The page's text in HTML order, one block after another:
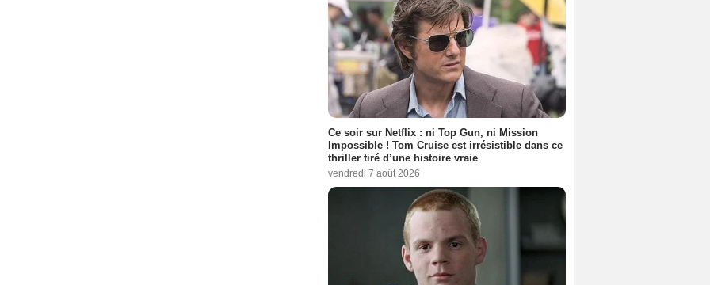
Ce soir sur Netflix : ni Top Gun, ni Mission
Impossible ! Tom Cruise est irrésistible dans ce
thriller tiré d’une histoire vraie
vendredi 7 août 2026